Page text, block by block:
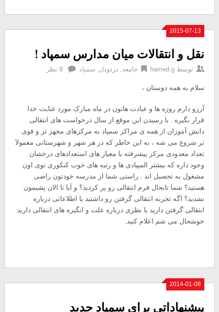
2015-07-13
نقل و انتقالات میان مدارس سمپاد !
توسط hamed.g جامعه دردودل سمپاد 9 نظر
سلام به همه دوستان ،
آرزو دارم روزه ها و عبادت هاتون در ماه مبارک مورد عنایت خدا
قرار بگیره . با رسیدن این موقع از سال درخواست های انتقالی
دانش آموزان از همه ی مراکز سمپاد به مرکزهای مجهز تر و قوی
تر شروع می شه ، به این خاطر که در هر شهر و شهرستانی معمولاَ
تعداد معدودی مرکز پیشرفته با معیار های استعدادهای درخشان
وجود داره که بیشتر المپیادی ها و رتبه های خوب کنکوری توی اون
مشغول به تحصیل اند . راستی شما از مدرسه خودتون راضی
هستید؟ شما تابحال فرم انتقالی رو پر کردید؟ و آیا تا الان پشیمون
نشدید؟ اگه تجربه انتقالی گرفتن رو داشتید یا اطلاعاتی درباره
انتقالی گرفتن دارید یا نظری درباره علت و انگیزه های انتقالی دارید
خوشحال می شم اعلام کنید.
2014-01-08
پیشنهاداتی برای سمپاد جدید